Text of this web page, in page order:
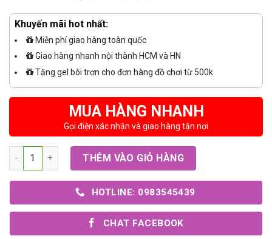
Khuyến mãi hot nhất:
Miễn phí giao hàng toàn quốc
Giao hàng nhanh nội thành HCM và HN
Tặng gel bôi trơn cho đơn hàng đồ chơi từ 500k
MUA HÀNG NHANH
Gọi điện xác nhận và giao hàng tận nơi
Số lượng THÊM VÀO GIỎ HÀNG
HOTLINE: 0983545439
CHAT FACEBOOK